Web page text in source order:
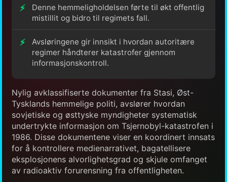
Denne hemmeligholdelsen førte til økt offentlig
mistillit og bidro til regimets fall.
Avsløringene gir innsikt i hvordan autoritære
regimer håndterer katastrofer gjennom
informasjonskontroll.
Nylig avklassifiserte dokumenter fra Stasi, Øst-
Tysklands hemmelige politi, avslører hvordan
sovjetiske og østtyske myndigheter systematisk
undertrykte informasjon om Tsjernobyl-katastrofen i
1986. Disse dokumentene viser en koordinert innsats
for å kontrollere medienarrativet, bagatellisere
eksplosjonens alvorlighetsgrad og skjule omfanget
av radioaktiv forurensning fra offentligheten.